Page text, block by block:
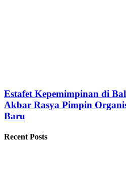
Estafet Kepemimpinan di
Akbar Rasya Pimpin
Baru
Recent Posts